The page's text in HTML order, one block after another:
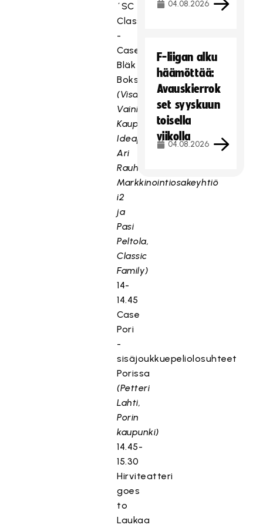
´SC
Classic
-
Case
Bläk
Boks
(Visa
Vainiola,
Kauppakeskus
Ideapark,
Ari
Rauhala,
Markkinointiosakeyhtiö
i2
ja
Pasi
Peltola,
Classic
Family)
14-
14.45
Case
Pori
-
sisäjoukkuepeliolosuhteet
Porissa
(Petteri
Lahti,
Porin
kaupunki)
14.45-
15.30
Hirviteatteri
goes
to
Laukaa
04.08.2026
F-liigan alku
häämöttää:
Avauskierrok
set syyskuun
toisella
viikolla
04.08.2026